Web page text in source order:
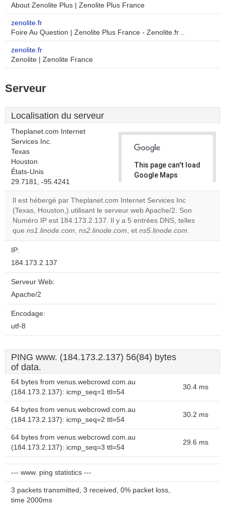
About Zenolite Plus | Zenolite Plus France
zenolite.fr
Foire Au Question | Zenolite Plus France - Zenolite.fr ..
zenolite.fr
Zenolite | Zenolite France
Serveur
Localisation du serveur
Theplanet.com Internet
Services Inc.
Texas
Houston
États-Unis
29.7181, -95.4241
This page can't load
Google Maps
Do you
own this
website?
OK
Il est hébergé par Theplanet.com Internet Services Inc
(Texas, Houston,) utilisant le serveur web Apache/2. Son
Numéro IP est 184.173.2.137. Il y a 5 entrées DNS, telles
que ns1.linode.com, ns2.linode.com, et ns5.linode.com.
IP:
184.173.2.137
Serveur Web:
Apache/2
Encodage:
utf-8
PING www. (184.173.2.137) 56(84) bytes
of data.
64 bytes from venus.webcrowd.com.au
(184.173.2.137): icmp_seq=1 ttl=54
30.4 ms
64 bytes from venus.webcrowd.com.au
(184.173.2.137): icmp_seq=2 ttl=54
30.2 ms
64 bytes from venus.webcrowd.com.au
(184.173.2.137): icmp_seq=3 ttl=54
29.6 ms
--- www. ping statistics ---
3 packets transmitted, 3 received, 0% packet loss,
time 2000ms